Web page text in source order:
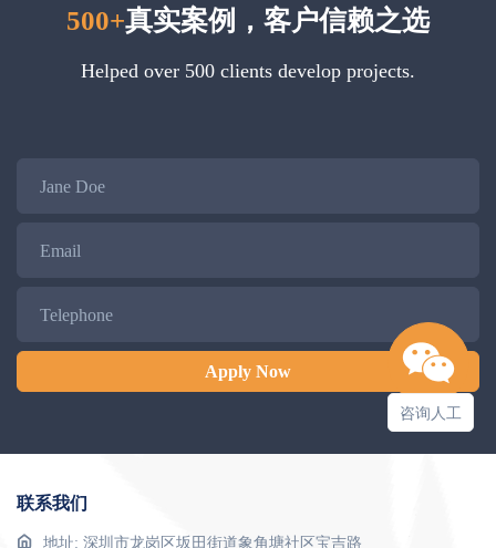
500+真实案例，客户信赖之选
Helped over 500 clients develop projects.
Apply Now
联系我们
地址: 深圳市龙岗区坂田街道象角塘社区宝吉路
咨询人工